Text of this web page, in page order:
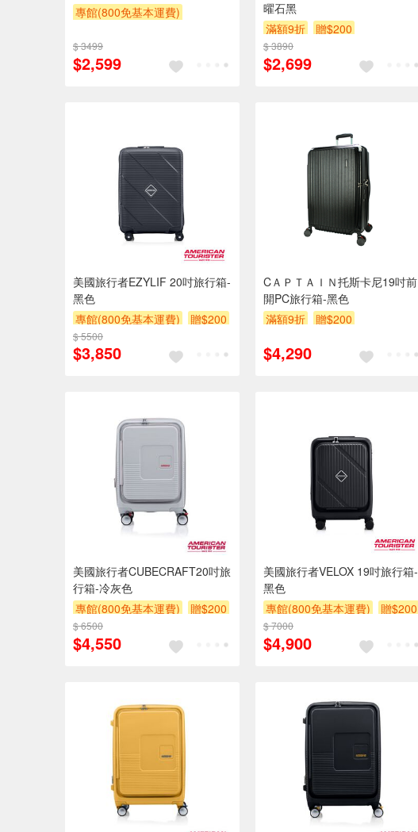
專館(800免基本運費)
$ 3499
$2,599
曜石黑
滿額9折
贈$200
$ 3890
$2,699
美國旅行者EZYLIF 20吋旅行箱-
黑色
專館(800免基本運費)
贈$200
$ 5500
$3,850
CＡＰＴＡＩＮ托斯卡尼19吋前
開PC旅行箱-黑色
滿額9折
贈$200
$4,290
美國旅行者CUBECRAFT20吋旅
行箱-冷灰色
專館(800免基本運費)
贈$200
$ 6500
$4,550
美國旅行者VELOX 19吋旅行箱-
黑色
專館(800免基本運費)
贈$200
$ 7000
$4,900